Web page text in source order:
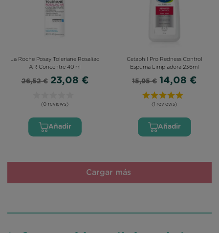
La Roche Posay Toleriane Rosaliac
AR Concentre 40ml
26,52 € 23,08 €
(0 reviews)
Añadir
Cetaphil Pro Redness Control
Espuma Limpiadora 236ml
15,95 € 14,08 €
(1 reviews)
Añadir
Cargar más